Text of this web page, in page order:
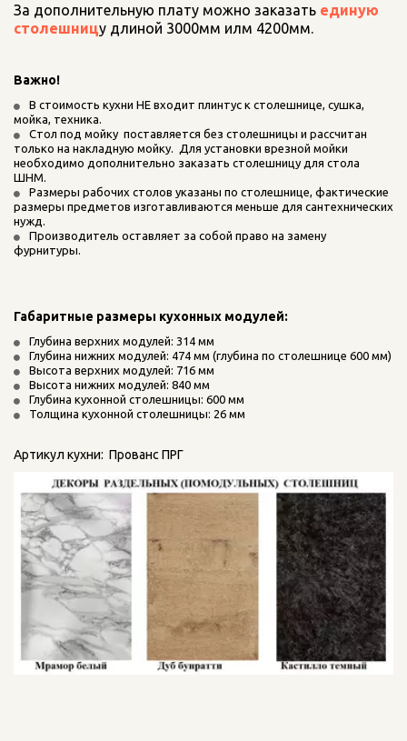
За дополнительную плату можно заказать единую
столешницу длиной 3000мм илм 4200мм.
Важно!
В стоимость кухни НЕ входит плинтус к столешнице, сушка,
мойка, техника.
Стол под мойку  поставляется без столешницы и рассчитан
только на накладную мойку.  Для установки врезной мойки
необходимо дополнительно заказать столешницу для стола
ШНМ.
Размеры рабочих столов указаны по столешнице, фактические
размеры предметов изготавливаются меньше для сантехнических
нужд.
Производитель оставляет за собой право на замену
фурнитуры.
Габаритные размеры кухонных модулей:
Глубина верхних модулей: 314 мм
Глубина нижних модулей: 474 мм (глубина по столешнице 600 мм)
Высота верхних модулей: 716 мм
Высота нижних модулей: 840 мм
Глубина кухонной столешницы: 600 мм
Толщина кухонной столешницы: 26 мм
Артикул кухни:  Прованс ПРГ